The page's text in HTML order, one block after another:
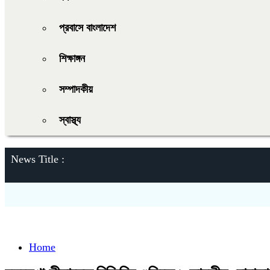
প্রবাসে বাংলাদেশ
শিক্ষাঙ্গন
সম্পাদকীয়
স্বাস্থ্য
News Title :
Home